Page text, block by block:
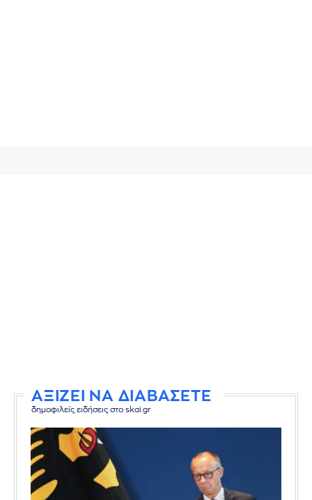
ΑΞΙΖΕΙ ΝΑ ΔΙΑΒΑΣΕΤΕ
δημοφιλείς ειδήσεις στο skai.gr